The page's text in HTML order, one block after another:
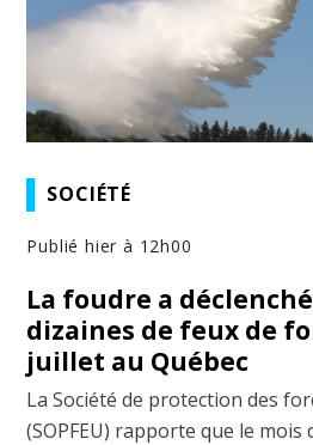
SOCIÉTÉ
Publié hier à 12h00
La foudre a
dizaines de feux de
juillet au Québec
La Société de protection des
(SOPFEU) rapporte que le mois